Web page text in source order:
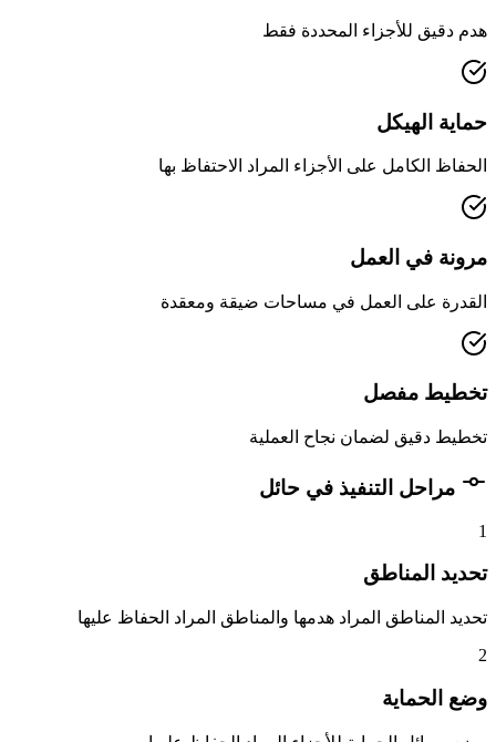
هدم دقيق للأجزاء المحددة فقط
حماية الهيكل
الحفاظ الكامل على الأجزاء المراد الاحتفاظ بها
مرونة في العمل
القدرة على العمل في مساحات ضيقة ومعقدة
تخطيط مفصل
تخطيط دقيق لضمان نجاح العملية
مراحل التنفيذ في حائل
1
تحديد المناطق
تحديد المناطق المراد هدمها والمناطق المراد الحفاظ عليها
2
وضع الحماية